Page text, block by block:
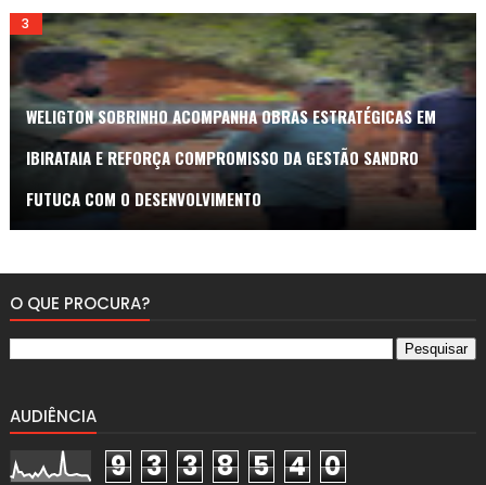
WELIGTON SOBRINHO ACOMPANHA OBRAS ESTRATÉGICAS EM
IBIRATAIA E REFORÇA COMPROMISSO DA GESTÃO SANDRO
FUTUCA COM O DESENVOLVIMENTO
O QUE PROCURA?
AUDIÊNCIA
9 3 3 8 5 4 0